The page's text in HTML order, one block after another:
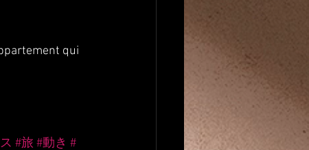
qui
#旅 #動き #